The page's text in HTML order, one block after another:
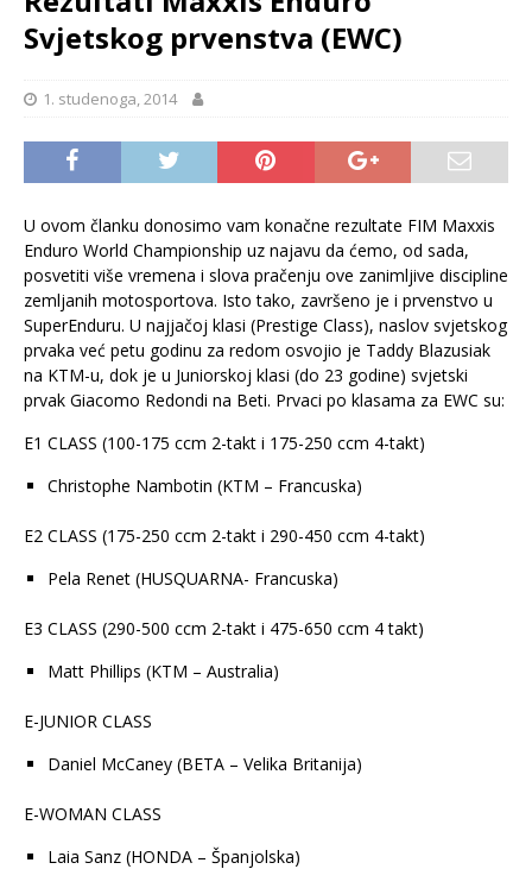
Svjetskog prvenstva (EWC)
1. studenoga, 2014
U ovom članku donosimo vam konačne rezultate FIM Maxxis
Enduro World Championship uz najavu da ćemo, od sada,
posvetiti više vremena i slova pračenju ove zanimljive discipline
zemljanih motosportova. Isto tako, završeno je i prvenstvo u
SuperEnduru. U najjačoj klasi (Prestige Class), naslov svjetskog
prvaka već petu godinu za redom osvojio je Taddy Blazusiak
na KTM-u, dok je u Juniorskoj klasi (do 23 godine) svjetski
prvak Giacomo Redondi na Beti. Prvaci po klasama za EWC su:
E1 CLASS (100-175 ccm 2-takt i 175-250 ccm 4-takt)
Christophe Nambotin (KTM – Francuska)
E2 CLASS (175-250 ccm 2-takt i 290-450 ccm 4-takt)
Pela Renet (HUSQUARNA- Francuska)
E3 CLASS (290-500 ccm 2-takt i 475-650 ccm 4 takt)
Matt Phillips (KTM – Australia)
E-JUNIOR CLASS
Daniel McCaney (BETA – Velika Britanija)
E-WOMAN CLASS
Laia Sanz (HONDA – Španjolska)